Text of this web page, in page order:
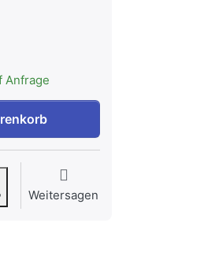
Anfrage
ausziehbar, Schwarz zu CHF
Weitersagen